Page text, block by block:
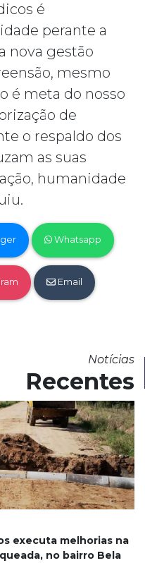
é
perante a
nova gestão
mesmo
é meta do nosso
de
o respaldo dos
as suas
humanidade
Whatsapp
Email
Notícias
Recentes
executa melhorias na
no bairro Bela